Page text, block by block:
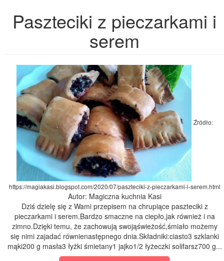
Paszteciki z pieczarkami i
serem
Źródło:
https://magiakasi.blogspot.com/2020/07/paszteciki-z-pieczarkami-i-serem.html
Autor: Magiczna kuchnia Kasi
Dziś dzielę się z Wami przepisem na chrupiące paszteciki z
pieczarkami i serem.Bardzo smaczne na ciepło,jak również i na
zimno.Dzięki temu, że zachowują swojąświeżość,śmiało możemy
się nimi zajadać równienastępnego dnia.Składniki:ciasto3 szklanki
mąki200 g masła3 łyżki śmietany1 jajko1/2 łyżeczki solifarsz700 g...